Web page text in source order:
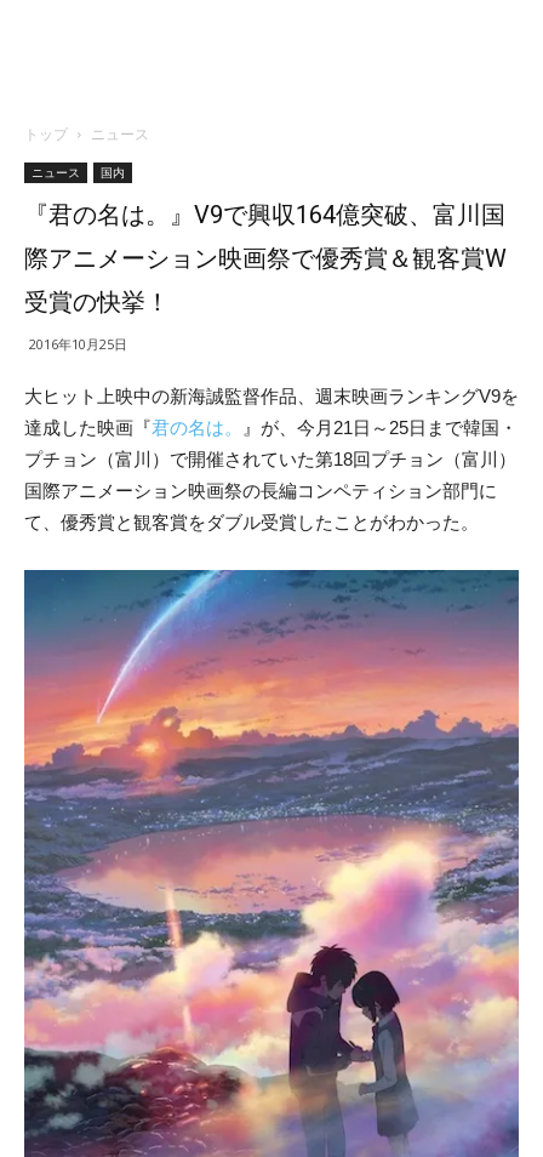
トップ ニュース
ニュース 国内
『君の名は。』V9で興収164億突破、富川国
際アニメーション映画祭で優秀賞＆観客賞W
受賞の快挙！
2016年10月25日
大ヒット上映中の新海誠監督作品、週末映画ランキングV9を
達成した映画『君の名は。
』が、今月21日～25日まで韓国・
プチョン（富川）で開催されていた第18回プチョン（富川）
国際アニメーション映画祭の長編コンペティション部門に
て、優秀賞と観客賞をダブル受賞したことがわかった。